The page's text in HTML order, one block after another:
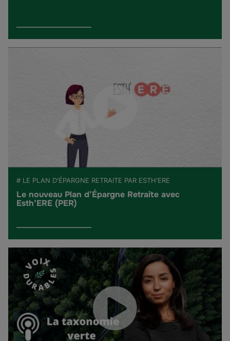
# LE PLAN D'ÉPARGNE RETRAITE PAR ESTH'ERE
Le nouveau Plan d’Épargne Retraite avec
Esth’ERE (PER)